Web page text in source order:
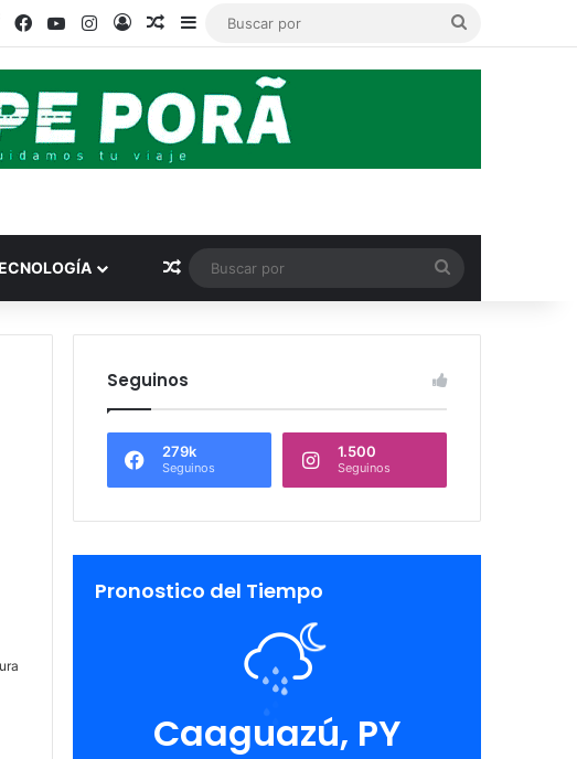
Facebook
YouTubeInstagram
AccesoPublicación al azar
Barra lateral
Publicación al azar
por
Seguinos
279k
Seguinos
1.500
Seguinos
Pronostico del Tiempo
Caaguazú, PY